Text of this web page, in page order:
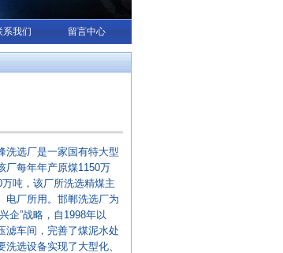
系我们 留言中心
洗选厂是一家国有特大型
厂每年年产原煤1150万
吨，该厂所洗选精煤主
电厂所用。邯郸洗选厂为
企”战略，自1998年以
滤车间，完善了煤泥水处
洗选设备实现了大型化、